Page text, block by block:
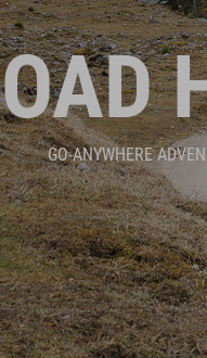
GO-ANYWHERE